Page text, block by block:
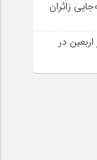
زائران
در